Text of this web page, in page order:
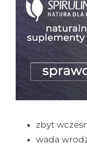
zbyt
wada